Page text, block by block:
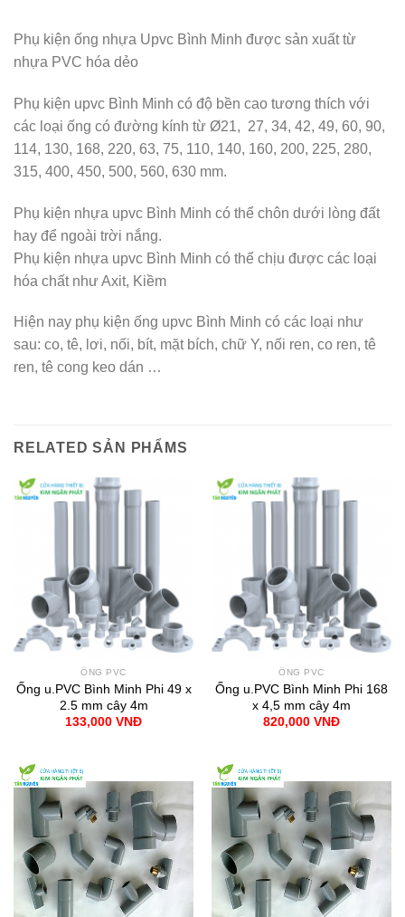
Phụ kiện ống nhựa Upvc Bình Minh được sản xuất từ
nhựa PVC hóa dẻo
Phụ kiện upvc Bình Minh có độ bền cao tương thích với
các loại ống có đường kính từ Ø21, 27, 34, 42, 49, 60, 90,
114, 130, 168, 220, 63, 75, 110, 140, 160, 200, 225, 280,
315, 400, 450, 500, 560, 630 mm.
Phụ kiện nhựa upvc Bình Minh có thể chôn dưới lòng đất
hay để ngoài trời nắng.
Phụ kiện nhựa upvc Bình Minh có thể chịu được các loại
hóa chất như Axit, Kiềm
Hiện nay phụ kiện ống upvc Bình Minh có các loại như
sau: co, tê, lơi, nối, bít, mặt bích, chữ Y, nối ren, co ren, tê
ren, tê cong keo dán …
RELATED SẢN PHẨMS
ỐNG PVC
Ống u.PVC Bình Minh Phi 49 x
2.5 mm cây 4m
133,000 VNĐ
ỐNG PVC
Ống u.PVC Bình Minh Phi 168
x 4,5 mm cây 4m
820,000 VNĐ